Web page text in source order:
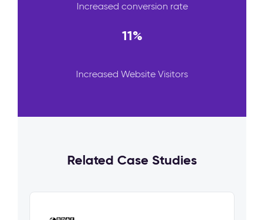
Increased conversion rate
11%
Increased Website Visitors
Related Case Studies